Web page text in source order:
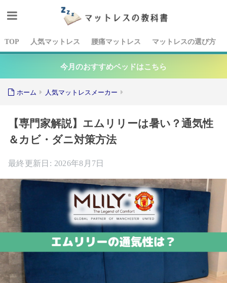
TOP 人気マットレス 腰痛マットレス マットレスの選び方
今月のおすすめベッドはこちら
ホーム 人気マットレスメーカー
【専門家解説】エムリリーは暑い？通気性
＆カビ・ダニ対策方法
2026年8月7日